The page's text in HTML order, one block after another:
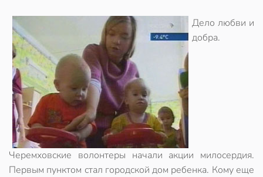
Дело любви и
добра.
Черемховские волонтеры начали акции милосердия.
Первым пунктом стал городской дом ребенка. Кому еще